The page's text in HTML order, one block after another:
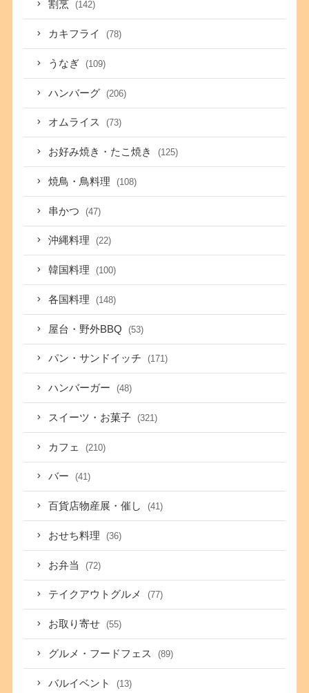
割烹 (142)
カキフライ (78)
うなぎ (109)
ハンバーグ (206)
オムライス (73)
お好み焼き・たこ焼き (125)
焼鳥・鳥料理 (108)
串かつ (47)
沖縄料理 (22)
韓国料理 (100)
各国料理 (148)
屋台・野外BBQ (53)
パン・サンドイッチ (171)
ハンバーガー (48)
スイーツ・お菓子 (321)
カフェ (210)
バー (41)
百貨店物産展・催し (41)
おせち料理 (36)
お弁当 (72)
テイクアウトグルメ (77)
お取り寄せ (55)
グルメ・フードフェス (89)
バルイベント (13)